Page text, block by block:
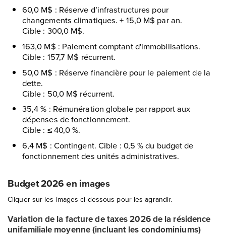
60,0 M$ : Réserve d’infrastructures pour
changements climatiques. + 15,0 M$ par an.
Cible : 300,0 M$.
163,0 M$ : Paiement comptant d'immobilisations.
Cible : 157,7 M$ récurrent.
50,0 M$ : Réserve financière pour le paiement de la
dette.
Cible : 50,0 M$ récurrent.
35,4 % : Rémunération globale par rapport aux
dépenses de fonctionnement.
Cible : ≤ 40,0 %.
6,4 M$ : Contingent. Cible : 0,5 % du budget de
fonctionnement des unités administratives.
Budget 2026 en images
Cliquer sur les images ci-dessous pour les agrandir.
Variation de la facture de taxes 2026 de la résidence
unifamiliale moyenne (incluant les condominiums)